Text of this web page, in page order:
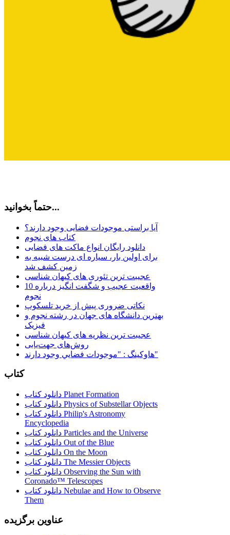
حتماً بخوانید...
آیا براستی موجودات فضایی وجود دارند؟
کتاب های نجوم
دانلود رایگان انواع ماکت های فضایی
برای اولین بار، سیاره ای درست شبیه به
زمین کشف شد
عجیبت ترین تئوری های کیهان شناسی
10 واقعیت عجیب و شگفت انگیز درباره
نجوم
نکاتی ضروری پیش از خرید تلسکوپ
بهترین دانشگاه های جهان در رشته نجوم و
فیزیک
عجیبت ترین نظریه های کیهان شناسی
روش‌های جهت‌یابی
هاوكينگ : "موجودات فضايي وجود دارند"
کتاب
دانلود کتاب Planet Formation
دانلود کتاب Physics of Substellar Objects
دانلود کتاب Philip's Astronomy
Encyclopedia
دانلود کتاب Particles and the Universe
دانلود کتاب Out of the Blue
دانلود کتاب On the Moon
دانلود کتاب The Messier Objects
دانلود کتاب Observing the Sun with
Coronado™ Telescopes
دانلود کتاب Nebulae and How to Observe
Them
عناوین برگزیده